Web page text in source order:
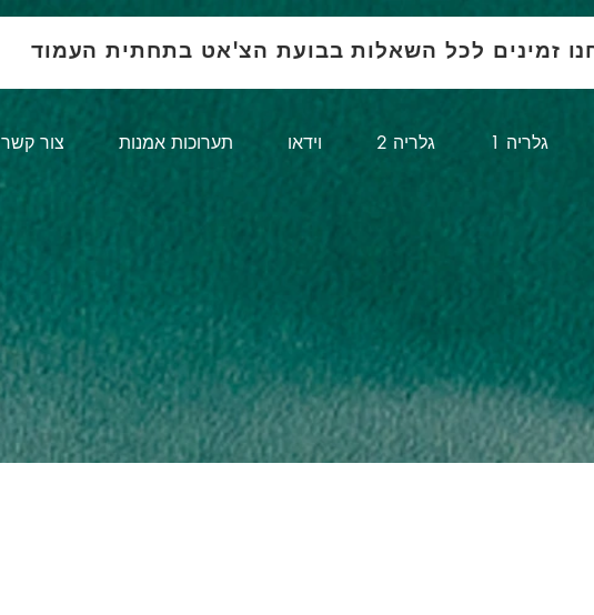
זמינים לכל השאלות בבועת הצ'אט בתחתית העמוד
צור קשר תערוכות אמנות וידאו גלריה 2 1 גלריה